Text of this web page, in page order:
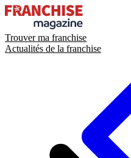
Trouver ma franchise
Actualités de la franchise